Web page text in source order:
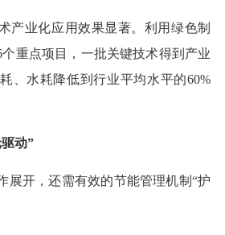
产业化应用效果显著。利用绿色制
重点项目，一批关键技术得到产业
、水耗降低到行业平均水平的60%
动”
展开，还需有效的节能管理机制“护